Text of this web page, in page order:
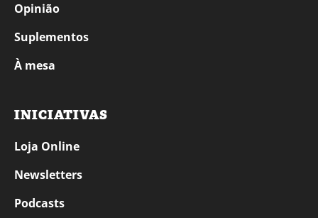
Opinião
Suplementos
À mesa
INICIATIVAS
Loja Online
Newsletters
Podcasts